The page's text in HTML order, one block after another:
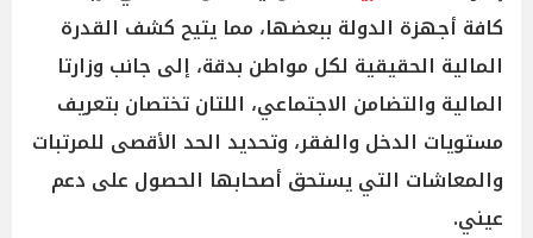
كافة أجهزة الدولة ببعضها، مما يتيح كشف القدرة
المالية الحقيقية لكل مواطن بدقة، إلى جانب وزارتا
المالية والتضامن الاجتماعي، اللتان تختصان بتعريف
مستويات الدخل والفقر، وتحديد الحد الأقصى للمرتبات
والمعاشات التي يستحق أصحابها الحصول على دعم
عيني.